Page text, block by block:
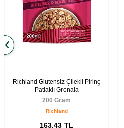
Richland Glutensiz Çilekli Pirinç
Patlaklı Gronala
200 Gram
Richland
163,43 TL